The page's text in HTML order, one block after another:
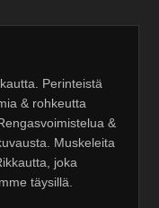
Perinteistä
& rohkeutta
&
Muskeleita
joka
täysillä.